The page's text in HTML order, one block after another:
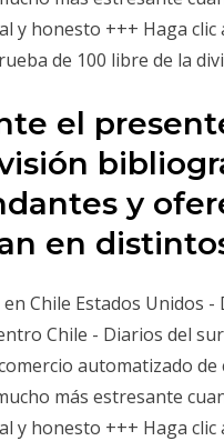
y honesto +++ Haga
de 100 libre de la
el
y
en
Chile Estados Unidos
Chile - Diarios del
automatizado
más estresante
y honesto +++ Haga